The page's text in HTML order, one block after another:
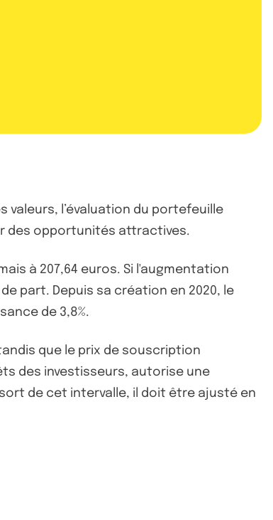
l’évaluation du portefeuille
des opportunités attractives.
à 207,64 euros. Si l'augmentation
part. Depuis sa création en 2020, le
de 3,8%.
que le prix de souscription
des investisseurs, autorise une
de cet intervalle, il doit être ajusté en